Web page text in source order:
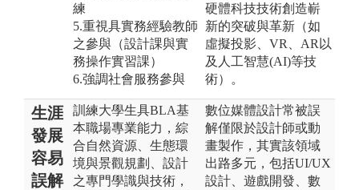
練
5.重視具實務經驗教師
之參與（設計課與實
務操作實習課）
6.強調社會服務參與
硬體科技技術創造嶄
新的突破與革新（如
虛擬投影、VR、AR以
及人工智慧(AI)等技
術）。
生涯
發展
容易
誤解
訓練大學生具BLA基
本職場專業能力，綜
合自然資源、生態環
境與景觀規劃、設計
之專門學識與技術，
數位媒體設計常被誤
解僅限於設計師或動
畫製作，其實該領域
出路多元，包括UI/UX
設計、遊戲開發、數